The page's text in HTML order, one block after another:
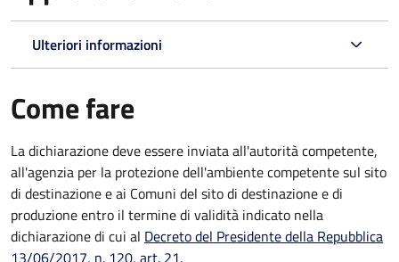
Ulteriori informazioni
Come fare
La dichiarazione deve essere inviata all'autorità competente,
all'agenzia per la protezione dell'ambiente competente sul sito
di destinazione e ai Comuni del sito di destinazione e di
produzione entro il termine di validità indicato nella
dichiarazione di cui al Decreto del Presidente della Repubblica
13/06/2017, n. 120, art. 21.